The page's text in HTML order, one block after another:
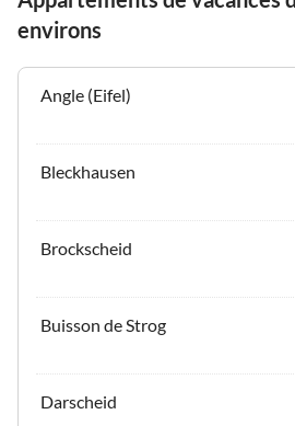
environs
Angle (Eifel)
Bleckhausen
Brockscheid
Buisson de Strog
Darscheid